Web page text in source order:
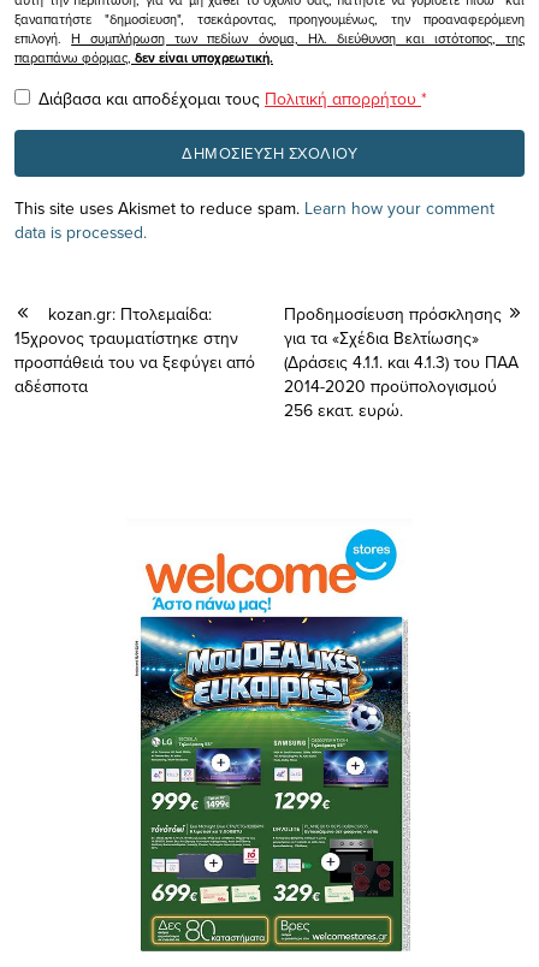
ξαναπατήστε "δημοσίευση", τσεκάροντας, προηγουμένως, την προαναφερόμενη
επιλογή.Η συμπλήρωση των πεδίων όνομα, Ηλ. διεύθυνση και ιστότοπος, της
παραπάνω φόρμας, δεν είναι υποχρεωτική.
Διάβασα και αποδέχομαι τους Πολιτική απορρήτου *
This site uses Akismet to reduce spam. Learn how your comment
data is processed.
kozan.gr: Πτολεμαίδα:
15χρονος τραυματίστηκε στην
προσπάθειά του να ξεφύγει από
αδέσποτα
Προδημοσίευση πρόσκλησης
για τα «Σχέδια Βελτίωσης»
(Δράσεις 4.1.1. και 4.1.3) του ΠΑΑ
2014-2020 προϋπολογισμού
256 εκατ. ευρώ.